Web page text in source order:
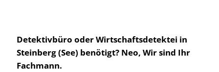
Detektivbüro oder Wirtschaftsdetektei in
Steinberg (See) benötigt? Neo, Wir sind Ihr
Fachmann.